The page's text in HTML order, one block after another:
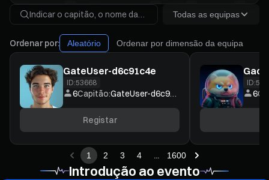
Ordenar por: Aleatório Ordenar por dimensão da equipa
Todas as equipas
GateUser-d6c91c4e
ID:53668
6Capitão:GateUser-d6c91c4e
Registar
ID:
6
1 2 3 4 ... 1600
Introdução ao evento